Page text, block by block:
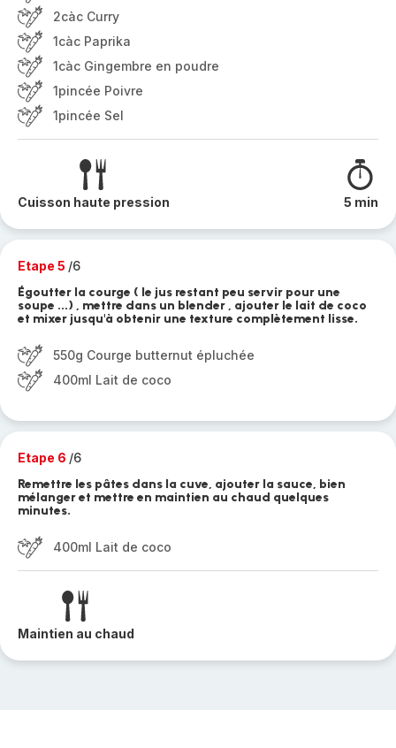
2càc Curry
1càc Paprika
1càc Gingembre en poudre
1pincée Poivre
1pincée Sel
Cuisson haute pression 5 min
Etape 5 /6
Égoutter la courge ( le jus restant peu servir pour une
soupe ...) , mettre dans un blender , ajouter le lait de coco
et mixer jusqu'à obtenir une texture complètement lisse.
550g Courge butternut épluchée
400ml Lait de coco
Etape 6 /6
Remettre les pâtes dans la cuve, ajouter la sauce, bien
mélanger et mettre en maintien au chaud quelques
minutes.
400ml Lait de coco
Maintien au chaud